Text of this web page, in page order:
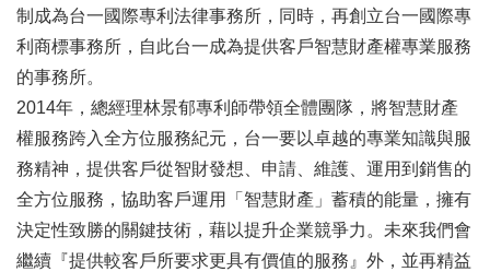
制成為台一國際專利法律事務所，同時，再創立台一國際專
利商標事務所，自此台一成為提供客戶智慧財產權專業服務
的事務所。
2014年，總經理林景郁專利師帶領全體團隊，將智慧財產
權服務跨入全方位服務紀元，台一要以卓越的專業知識與服
務精神，提供客戶從智財發想、申請、維護、運用到銷售的
全方位服務，協助客戶運用「智慧財產」蓄積的能量，擁有
決定性致勝的關鍵技術，藉以提升企業競爭力。未來我們會
繼續『提供較客戶所要求更具有價值的服務』外，並再精益